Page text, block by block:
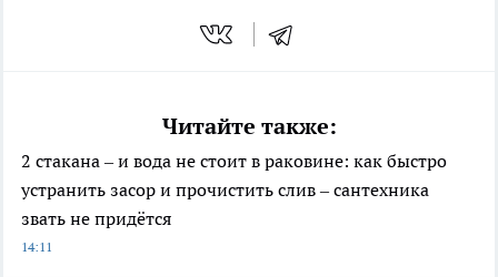
Читайте также:
2 стакана – и вода не стоит в раковине: как быстро
устранить засор и прочистить слив – сантехника
звать не придётся
14:11